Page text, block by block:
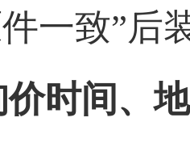
一致”后
时间、